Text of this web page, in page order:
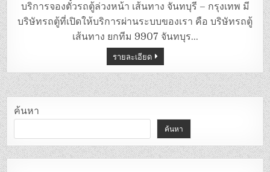
ตู้
จันทบุรี
–
กรุงเทพ
บริการจองตั๋วรถตู้ล่วงหน้า เส้นทาง จันทบุรี – กรุงเทพ มี
บริษัทรถตู้ที่เปิดให้บริการผ่านระบบของเรา คือ บริษัทรถตู้
เส้นทาง ยกทีม 9907 จันทบุร…
รายละเอียด
ค้นหา
ค้นหา